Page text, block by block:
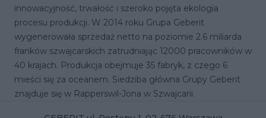
innowacyjność, trwałość i szeroko pojęta ekologia
procesu produkcji. W 2014 roku Grupa Geberit
wygenerowała sprzedaż netto na poziomie 2.6 miliarda
franków szwajcarskich zatrudniając 12000 pracowników w
40 krajach. Produkcja obejmuje 35 fabryk, z czego 6
mieści się za oceanem. Siedziba główna Grupy Geberit
znajduje się w Rapperswil-Jona w Szwajcarii.